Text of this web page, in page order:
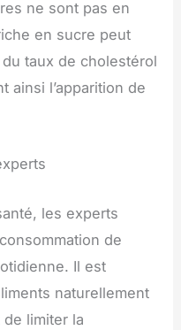
ne sont pas en
en sucre peut
taux de cholestérol
ainsi l’apparition de
les experts
de
Il est
naturellement
limiter la